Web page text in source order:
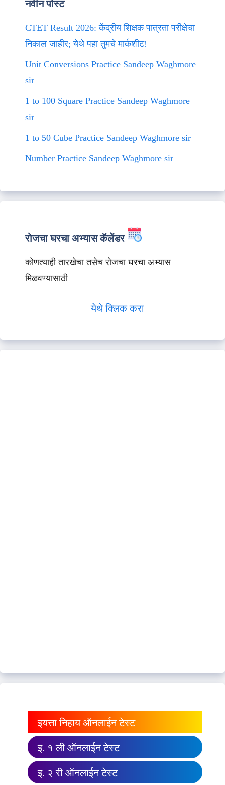
नवीन पोस्ट
CTET Result 2026: केंद्रीय शिक्षक पात्रता परीक्षेचा
निकाल जाहीर; येथे पहा तुमचे मार्कशीट!
Unit Conversions Practice Sandeep Waghmore
sir
1 to 100 Square Practice Sandeep Waghmore
sir
1 to 50 Cube Practice Sandeep Waghmore sir
Number Practice Sandeep Waghmore sir
रोजचा घरचा अभ्यास कॅलेंडर
कोणत्याही तारखेचा तसेच रोजचा घरचा अभ्यास
मिळवण्यासाठी
येथे क्लिक करा
इयत्ता निहाय ऑनलाईन टेस्ट
इ. १ ली ऑनलाईन टेस्ट
इ. २ री ऑनलाईन टेस्ट